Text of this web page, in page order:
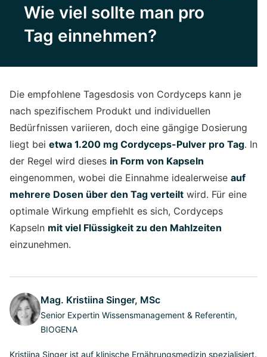
Wie viel sollte man pro
Tag einnehmen?
Die empfohlene Tagesdosis von Cordyceps kann je
nach spezifischem Produkt und individuellen
Bedürfnissen variieren, doch eine gängige Dosierung
liegt bei etwa 1.200 mg Cordyceps-Pulver pro Tag. In
der Regel wird dieses in Form von Kapseln
eingenommen, wobei die Einnahme idealerweise auf
mehrere Dosen über den Tag verteilt wird. Für eine
optimale Wirkung empfiehlt es sich, Cordyceps
Kapseln mit viel Flüssigkeit zu den Mahlzeiten
einzunehmen.
Mag. Kristiina Singer, MSc
Senior Expertin Wissensmanagement & Referentin,
BIOGENA
Kristiina Singer ist auf klinische Ernährungsmedizin spezialisiert.